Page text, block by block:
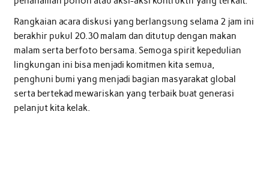
Rangkaian acara diskusi yang berlangsung selama 2 jam ini
berakhir pukul 20.30 malam dan ditutup dengan makan
malam serta berfoto bersama. Semoga spirit kepedulian
lingkungan ini bisa menjadi komitmen kita semua,
penghuni bumi yang menjadi bagian masyarakat global
serta bertekad mewariskan yang terbaik buat generasi
pelanjut kita kelak.